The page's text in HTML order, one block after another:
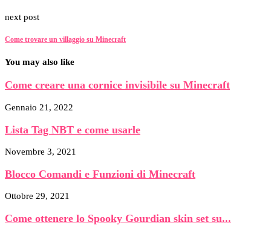
next post
Come trovare un villaggio su Minecraft
You may also like
Come creare una cornice invisibile su Minecraft
Gennaio 21, 2022
Lista Tag NBT e come usarle
Novembre 3, 2021
Blocco Comandi e Funzioni di Minecraft
Ottobre 29, 2021
Come ottenere lo Spooky Gourdian skin set su...